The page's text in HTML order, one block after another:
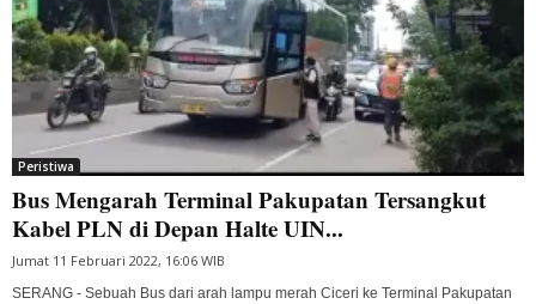
Peristiwa
Bus Mengarah Terminal Pakupatan Tersangkut
Kabel PLN di Depan Halte UIN...
Jumat 11 Februari 2022, 16:06 WIB
SERANG - Sebuah Bus dari arah lampu merah Ciceri ke Terminal Pakupatan